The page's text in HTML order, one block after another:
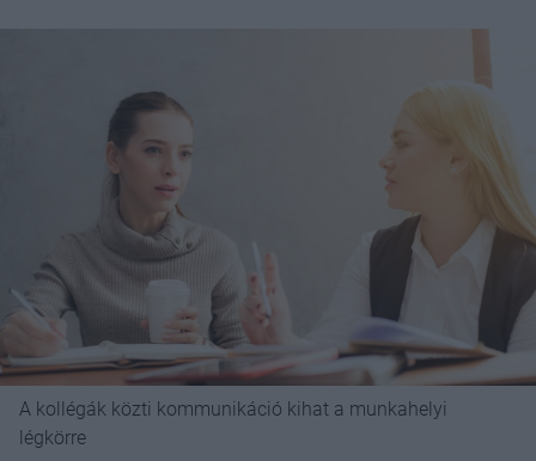
A kollégák közti kommunikáció kihat a munkahelyi
légkörre